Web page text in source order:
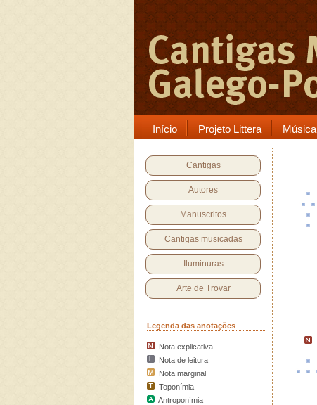
Início Projeto Littera Música
Cantigas
Autores
Manuscritos
Cantigas musicadas
Iluminuras
Arte de Trovar
Legenda das anotações
Nota explicativa
Nota de leitura
Nota marginal
Toponímia
Antroponímia